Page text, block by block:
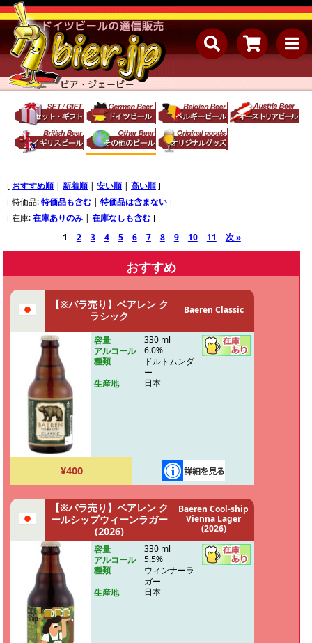
[ おすすめ順 | 新着順 | 安い順 | 高い順]
[ 特価品:特価品も含む | 特価品は含まない]
[ 在庫:在庫ありのみ | 在庫なしも含む]
1
2 3 4 5 6 7 8 9 10 11 次 »
おすすめ
【※バラ売り】ベアレン ク
ラシック
Baeren Classic
容量
330 ml
アルコール
6.0%
種類
ドルトムンダ
ー
生産地
日本
¥400
【※バラ売り】ベアレン ク
ールシップウィーンラガー
(2026)
Baeren Cool-ship
Vienna Lager
(2026)
容量
330 ml
アルコール
5.5%
種類
ウィンナーラ
ガー
生産地
日本